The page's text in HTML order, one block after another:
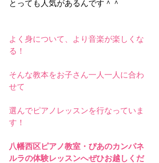
とっても人気があるんです＾＾
よく身について、より音楽が楽しくな
る！
そんな教本をお子さん一人一人に合わ
せて
選んでピアノレッスンを行なっていま
す！
八幡西区ピアノ教室・ぴあのカンパネ
ルラの体験レッスンへぜひお越しくだ